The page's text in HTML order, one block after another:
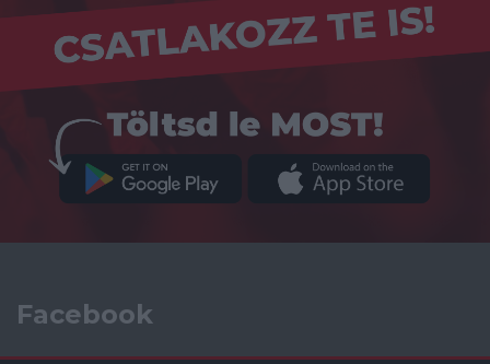
Facebook